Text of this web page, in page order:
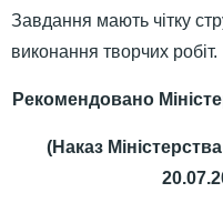
Завдання мають чітку
виконання творчих робіт.
Рекомендовано
(Наказ